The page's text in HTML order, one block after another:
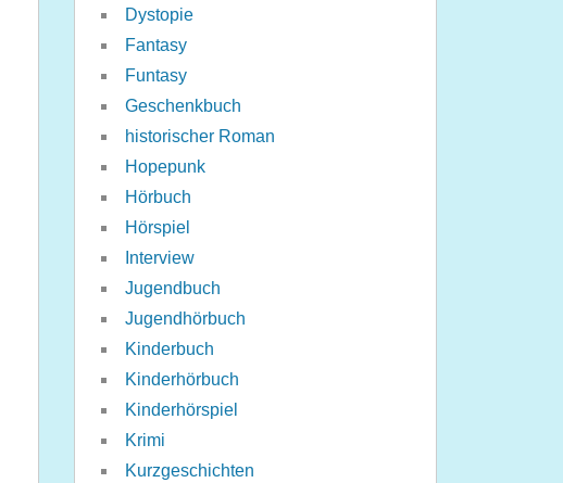
Dystopie
Fantasy
Funtasy
Geschenkbuch
historischer Roman
Hopepunk
Hörbuch
Hörspiel
Interview
Jugendbuch
Jugendhörbuch
Kinderbuch
Kinderhörbuch
Kinderhörspiel
Krimi
Kurzgeschichten